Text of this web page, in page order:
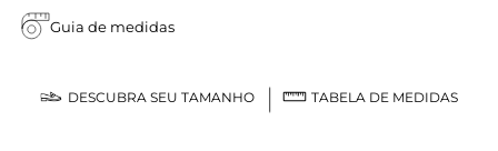
Guia de medidas
DESCUBRA SEU TAMANHO TABELA DE MEDIDAS